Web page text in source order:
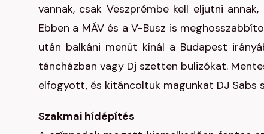
vannak, csak Veszprémbe kell eljutni
Ebben a MÁV és a V-Busz is
után balkáni menüt kínál a Budapest
táncházban vagy Dj szetten bulizókat.
elfogyott, és kitáncoltuk magunkat DJ Sabs
Szakmai hídépítés